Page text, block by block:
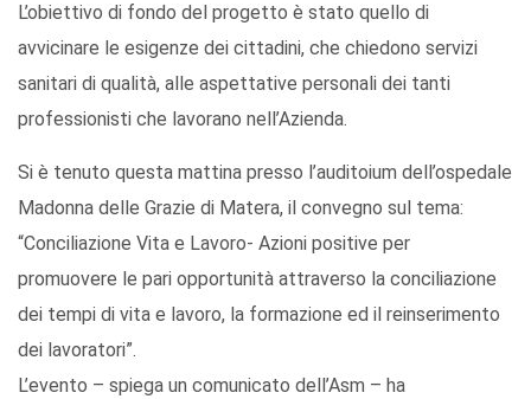
L’obiettivo di fondo del progetto è stato quello di
avvicinare le esigenze dei cittadini, che chiedono servizi
sanitari di qualità, alle aspettative personali dei tanti
professionisti che lavorano nell’Azienda.
Si è tenuto questa mattina presso l’auditoium dell’ospedale
Madonna delle Grazie di Matera, il convegno sul tema:
“Conciliazione Vita e Lavoro- Azioni positive per
promuovere le pari opportunità attraverso la conciliazione
dei tempi di vita e lavoro, la formazione ed il reinserimento
dei lavoratori”.
L’evento – spiega un comunicato dell’Asm – ha